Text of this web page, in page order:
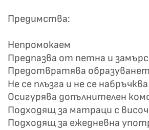
Предимства:
Непромокаем
Предпазва от петна и
Предотвратява
Не се плъзга и не се набръчква
Осигурява допълнителен
Подходящ за матраци с
Подходящ за ежедневна